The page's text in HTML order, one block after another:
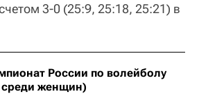
3-0 (25:9, 25:18, 25:21) в
России по волейболу
среди женщин)